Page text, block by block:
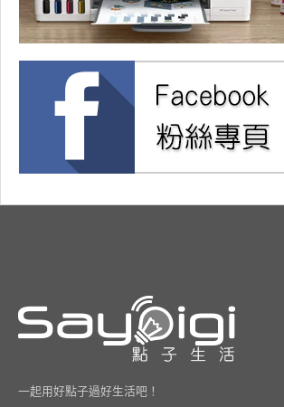
一起用好點子過好生活吧！